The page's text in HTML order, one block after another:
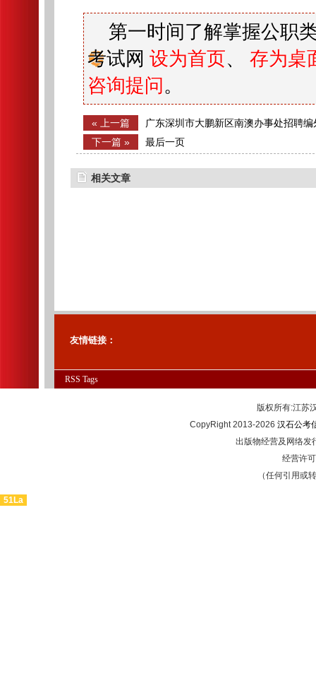
第一时间了解掌握公职
考试网 设为首页、 存为桌
咨询提问 。
« 上一篇 广东深圳市大鹏新区南澳办事处招聘
及面试公告
下一篇 » 最后一页
相关文章
友情链接：
RSS Tags
版权所有:江
CopyRight 2013-2026 汉石公考
出版物经营及网络发
经营许
（任何引用或
51La